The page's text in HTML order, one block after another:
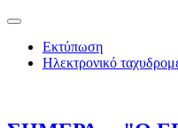
Εκτύπωση
Ηλεκτρονικό